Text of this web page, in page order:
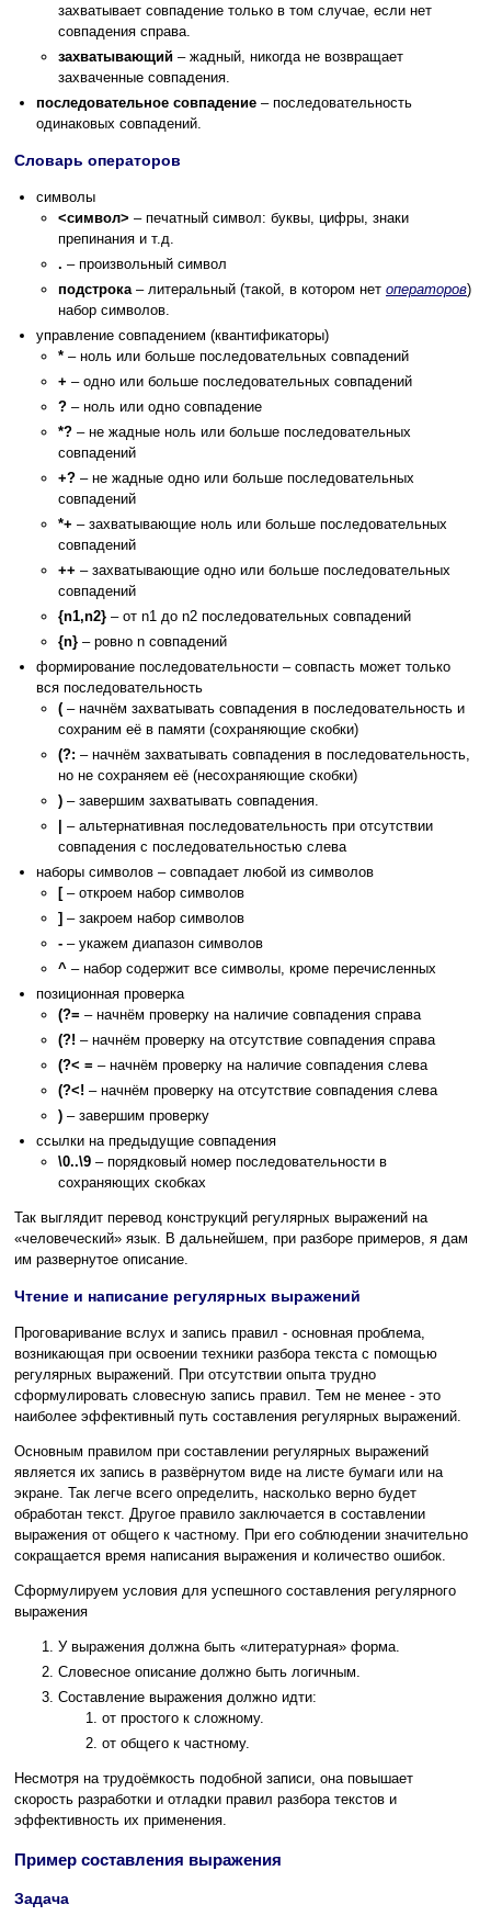
захватывает совпадение только в том случае, если нет
совпадения справа.
захватывающий – жадный, никогда не возвращает
захваченные совпадения.
последовательное совпадение – последовательность
одинаковых совпадений.
Словарь операторов
символы
<символ> – печатный символ: буквы, цифры, знаки
препинания и т.д.
. – произвольный символ
подстрока– литеральный (такой, в котором нет операторов)
набор символов.
управление совпадением (квантификаторы)
* – ноль или больше последовательных совпадений
+ – одно или больше последовательных совпадений
? – ноль или одно совпадение
*? – не жадные ноль или больше последовательных
совпадений
+? – не жадные одно или больше последовательных
совпадений
*+ – захватывающие ноль или больше последовательных
совпадений
++ – захватывающие одно или больше последовательных
совпадений
{n1,n2} – от n1 до n2 последовательных совпадений
{n} – ровно n совпадений
формирование последовательности – совпасть может только
вся последовательность
( – начнём захватывать совпадения в последовательность и
сохраним её в памяти (сохраняющие скобки)
(?: – начнём захватывать совпадения в последовательность,
но не сохраняем её (несохраняющие скобки)
) – завершим захватывать совпадения.
– альтернативная последовательность при отсутствии
совпадения с последовательностью слева
наборы символов – совпадает любой из символов
[– откроем набор символов
] – закроем набор символов
- – укажем диапазон символов
^ – набор содержит все символы, кроме перечисленных
позиционная проверка
(?= – начнём проверку на наличие совпадения справа
(?! – начнём проверку на отсутствие совпадения справа
(?< = – начнём проверку на наличие совпадения слева
(?<! – начнём проверку на отсутствие совпадения слева
) – завершим проверку
ссылки на предыдущие совпадения
\0..\9 – порядковый номер последовательности в
сохраняющих скобках
Так выглядит перевод конструкций регулярных выражений на
«человеческий» язык. В дальнейшем, при разборе примеров, я дам
им развернутое описание.
Чтение и написание регулярных выражений
Проговаривание вслух и запись правил - основная проблема,
возникающая при освоении техники разбора текста с помощью
регулярных выражений. При отсутствии опыта трудно
сформулировать словесную запись правил. Тем не менее - это
наиболее эффективный путь составления регулярных выражений.
Основным правилом при составлении регулярных выражений
является их запись в развёрнутом виде на листе бумаги или на
экране. Так легче всего определить, насколько верно будет
обработан текст. Другое правило заключается в составлении
выражения от общего к частному. При его соблюдении значительно
сокращается время написания выражения и количество ошибок.
Сформулируем условия для успешного составления регулярного
выражения
У выражения должна быть «литературная» форма.
Словесное описание должно быть логичным.
Составление выражения должно идти:
от простого к сложному.
от общего к частному.
Несмотря на трудоёмкость подобной записи, она повышает
скорость разработки и отладки правил разбора текстов и
эффективность их применения.
Пример составления выражения
Задача